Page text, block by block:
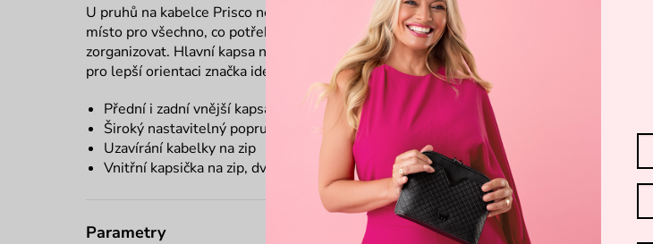
U pruhů na kabelce Prisco nemusíš řešit, jestli zeštíhlují nebo rozšiřují. Najdeš v ní totiž
místo pro všechno, co potřebuješ dennodenně. A navíc si to uvnitř můžeš perfektně
zorganizovat. Hlavní kapsa nabízí prostor rozdělený na dvě sekce a několik kapsiček –
pro lepší orientaci značka ideál. Pro organizační typy bude tahle kabelka svatý grál.
Přední i zadní vnější kapsa na zip (ze strany na stranu)
Široký nastavitelný popruh přes rameno
Uzavírání kabelky na zip
Vnitřní kapsička na zip, dvě kapsičky bez zapínání
Parametry